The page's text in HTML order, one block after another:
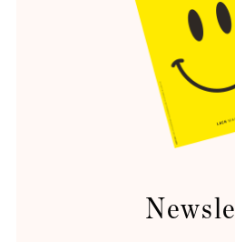
Circular Escape
Eine schöne Umgebung
entspannen und erinnern.